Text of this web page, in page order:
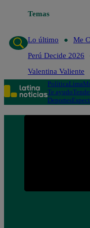
Temas
Lo último
Me
Perú Decide 2026
Valentina Valiente
PolíticaLima
Te ayudo
Deportes